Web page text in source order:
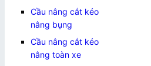
Cầu nâng cắt kéo
nâng bụng
Cầu nâng cắt kéo
nâng toàn xe